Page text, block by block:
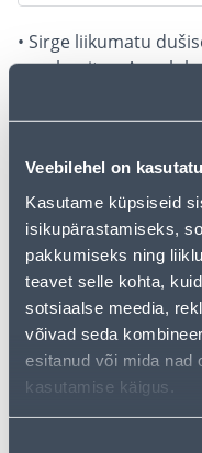
Veebilehel on
Kasutame küpsiseid
isikupärastamiseks,
pakkumiseks ning
teavet selle kohta,
sotsiaalse meedia,
võivad seda
esitanud või mida nad
kasutamise käigus.
• Sirge liikumatu
reguleeritav. Annab
kui põrand või sein
• Karastatud
• HANKIJA LAOST
Калькулятор
Депозит